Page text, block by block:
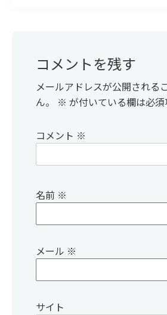
Interactions
コメントを残す
メールアドレスが公開される
ん。
※ が付いている欄は必
コメント ※
名前 ※
メール ※
サイト